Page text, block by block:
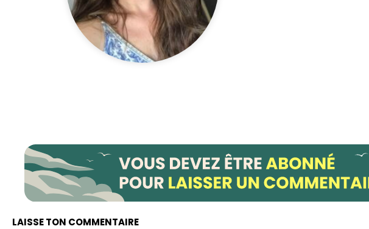
LAISSE TON COMMENTAIRE